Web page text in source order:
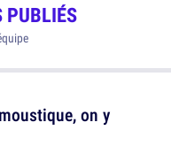
PUBLIÉS
on y